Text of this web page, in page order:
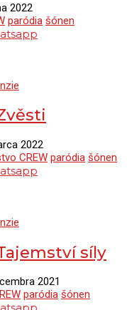
2022
paródia šónen
2022
CREW paródia šónen
síly
2021
paródia šónen